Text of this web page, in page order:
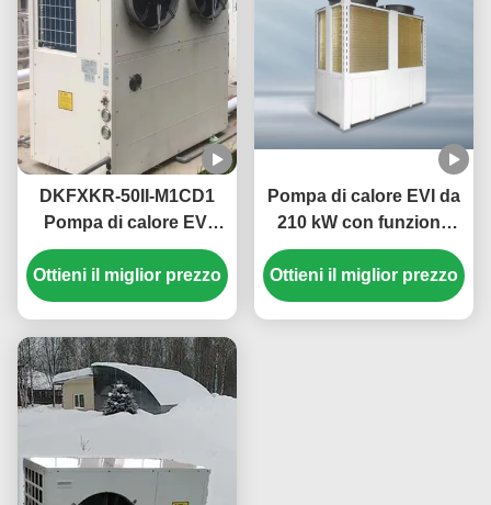
DKFXKR-50II-M1CD1
Pompa di calore EVI
inverter con refrigerante
R410A 35,5 kW di
raffreddamento e
funzionamento -25~43
℃
Ottieni il miglior prezzo
Pompa di calore EVI da
210 kW con funzione
antigelo per acqua
calda commerciale nelle
scuole
Ottieni il miglior prezzo